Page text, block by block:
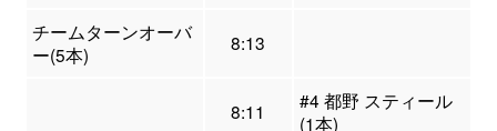
チームターンオーバ
ー(5本)
8:13
8:11
#4 都野 スティール
(1本)